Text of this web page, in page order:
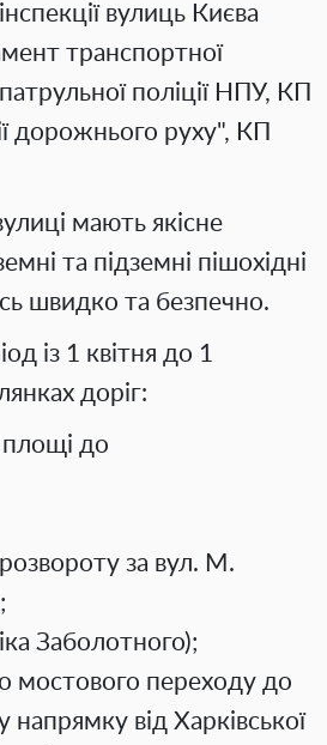
вулиць Києва
транспортної
поліції НПУ, КП
дорожнього руху", КП
мають якісне
та підземні пішохідні
швидко та безпечно.
із 1 квітня до 1
доріг:
до
за вул. М.
Заболотного);
мостового переходу до
від Харківської